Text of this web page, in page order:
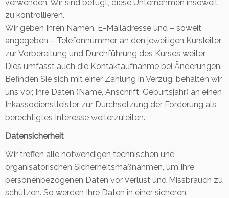
verwenden. Wir sind befugt, diese Unternehmen insoweit
zu kontrollieren.
Wir geben Ihren Namen, E-Mailadresse und – soweit
angegeben – Telefonnummer, an den jeweiligen Kursleiter
zur Vorbereitung und Durchführung des Kurses weiter.
Dies umfasst auch die Kontaktaufnahme bei Änderungen.
Befinden Sie sich mit einer Zahlung in Verzug, behalten wir
uns vor, Ihre Daten (Name, Anschrift, Geburtsjahr) an einen
Inkassodienstleister zur Durchsetzung der Forderung als
berechtigtes Interesse weiterzuleiten.
Datensicherheit
Wir treffen alle notwendigen technischen und
organisatorischen Sicherheitsmaßnahmen, um Ihre
personenbezogenen Daten vor Verlust und Missbrauch zu
schützen. So werden Ihre Daten in einer sicheren